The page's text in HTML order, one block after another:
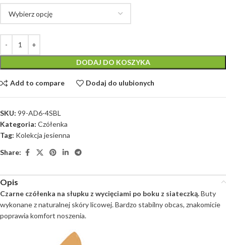
DODAJ DO KOSZYKA
Add to compare Dodaj do ulubionych
SKU: 99-AD6-4SBL
Kategoria: Czółenka
Tag: Kolekcja jesienna
Share:
Opis
Czarne czółenka na słupku z wycięciami po boku z siateczką.Buty
wykonane z naturalnej skóry licowej. Bardzo stabilny obcas, znakomicie
poprawia komfort noszenia.